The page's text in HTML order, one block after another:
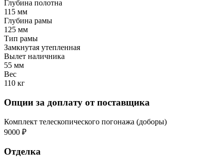
Глубина полотна
115 мм
Глубина рамы
125 мм
Тип рамы
Замкнутая утепленная
Вылет наличника
55 мм
Вес
110 кг
Опции за доплату от поставщика
Комплект телескопического погонажа (доборы)
9000 ₽
Отделка